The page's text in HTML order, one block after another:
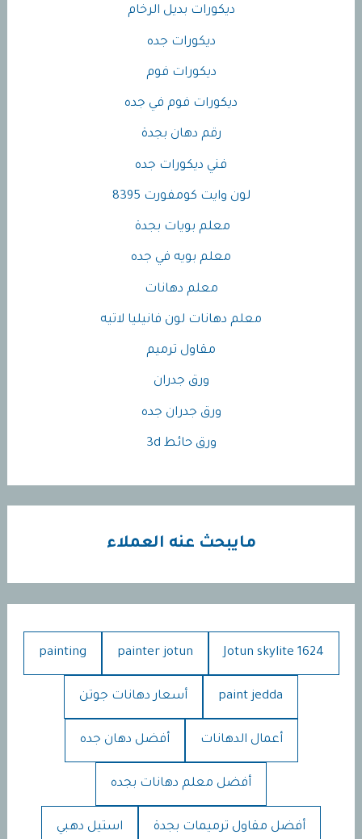
ديكورات بديل الرخام
ديكورات جده
ديكورات فوم
ديكورات فوم في جده
رقم دهان بجدة
فني ديكورات جده
لون وايت كومفورت 8395
معلم بويات بجدة
معلم بويه في جده
معلم دهانات
معلم دهانات لون فانيليا لاتيه
مقاول ترميم
ورق جدران
ورق جدران جده
ورق حائط 3d
مايبحث عنه العملاء
Jotun skylite 1624
painter jotun
painting
paint jedda أسعار دهانات جوتن
أعمال الدهانات أفضل دهان جده
أفضل معلم دهانات بجده
أفضل مقاول ترميمات بجدة استيل دهبي